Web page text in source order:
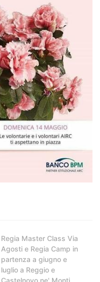
Regia Master Class Via
Agosti e Regia Camp in
partenza a giugno e
luglio a Reggio e
Castelnovo ne' Monti